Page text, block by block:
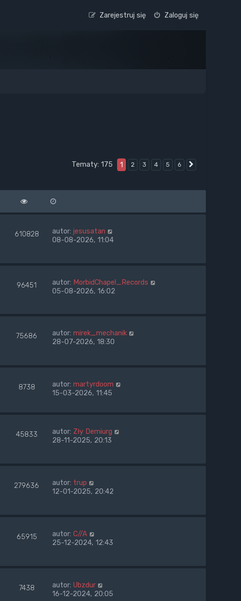
Zaloguj się
Zarejestruj się
Tematy: 175 1 2 3 4 5 6
610828 autor: jesusatan
08-08-2026, 11:04
96451 autor: MorbidChapel_Records
05-08-2026, 16:02
75686 autor: mirek_mechanik
28-07-2026, 18:30
8738 autor: martyrdoom
15-03-2026, 11:45
45833 autor: Zły Demiurg
28-11-2025, 20:13
279636 autor: trup
12-01-2025, 20:42
65915 autor: C//A
25-12-2024, 12:43
7438 autor: Ubzdur
16-12-2024, 20:05